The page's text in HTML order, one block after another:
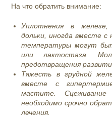
На что обратить внимание:
Уплотнения в железе,
дольки, иногда вместе
температуры могут
или лактостаза.
предотвращения
Тяжесть в грудной
вместе с
мастите. Сцеживание
необходимо срочно
лечения.